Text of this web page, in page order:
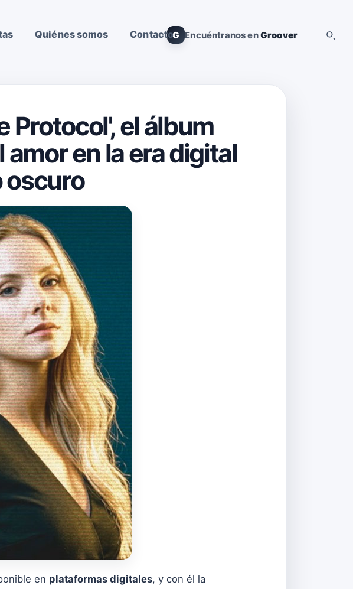
Quiénes somos ContactoG Encuéntranos enGroover
Protocol', el álbum
en la era digital
oscuro
en plataformas digitales, y con él la